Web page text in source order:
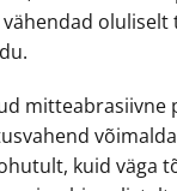
mitteabrasiivne
kuid väga